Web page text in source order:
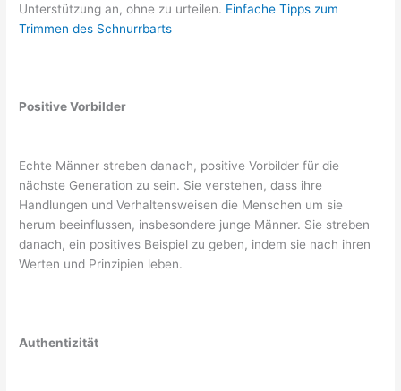
Unterstützung an, ohne zu urteilen. Einfache Tipps zum
Trimmen des Schnurrbarts
Positive Vorbilder
Echte Männer streben danach, positive Vorbilder für die
nächste Generation zu sein. Sie verstehen, dass ihre
Handlungen und Verhaltensweisen die Menschen um sie
herum beeinflussen, insbesondere junge Männer. Sie streben
danach, ein positives Beispiel zu geben, indem sie nach ihren
Werten und Prinzipien leben.
Authentizität